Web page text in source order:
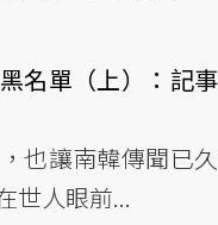
名單（上）：記事
也讓南韓傳聞已久
世人眼前...